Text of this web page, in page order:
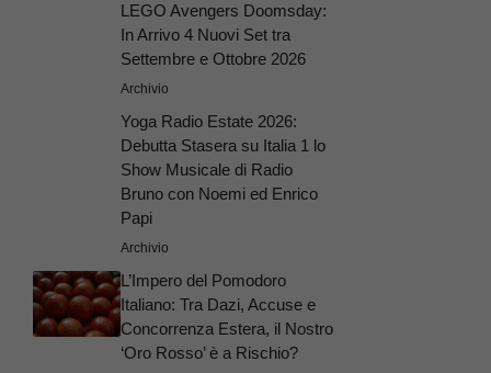
LEGO Avengers Doomsday:
In Arrivo 4 Nuovi Set tra
Settembre e Ottobre 2026
Archivio
Yoga Radio Estate 2026:
Debutta Stasera su Italia 1 lo
Show Musicale di Radio
Bruno con Noemi ed Enrico
Papi
Archivio
L’Impero del Pomodoro
Italiano: Tra Dazi, Accuse e
Concorrenza Estera, il Nostro
‘Oro Rosso’ è a Rischio?